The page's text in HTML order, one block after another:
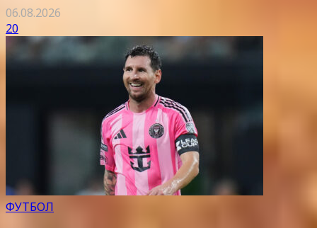
06.08.2026
20
ФУТБОЛ